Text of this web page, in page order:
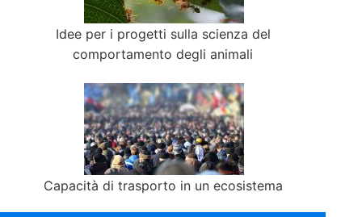
Idee per i progetti sulla scienza del
comportamento degli animali
Capacità di trasporto in un ecosistema